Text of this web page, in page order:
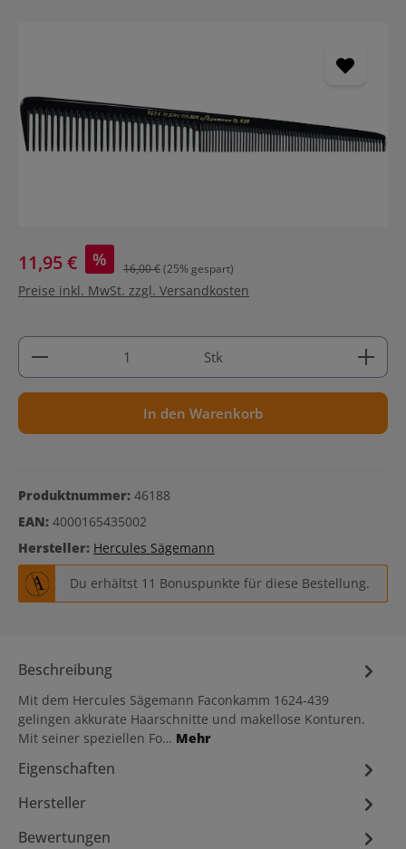
11,95 € % 16,00 €(25% gespart)
Preise inkl. MwSt. zzgl. Versandkosten
Produkt Anzahl: Gib den gewünschten Wert ein
Stk
In den Warenkorb
Produktnummer: 46188
EAN: 4000165435002
Hersteller: Hercules Sägemann
Du erhältst 11 Bonuspunkte für diese Bestellung.
Beschreibung
Mit dem Hercules Sägemann Faconkamm 1624-439
gelingen akkurate Haarschnitte und makellose Konturen.
Mit seiner speziellen Fo… Mehr
Eigenschaften
Hersteller
Bewertungen